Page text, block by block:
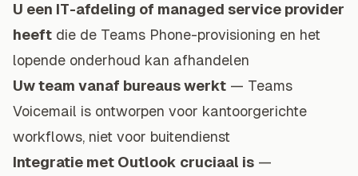
U een IT-afdeling of managed service provider
heeft die de Teams Phone-provisioning en het
lopende onderhoud kan afhandelen
Uw team vanaf bureaus werkt — Teams
Voicemail is ontworpen voor kantoorgerichte
workflows, niet voor buitendienst
Integratie met Outlook cruciaal is —